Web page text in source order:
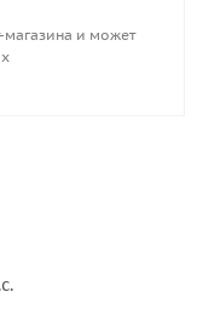
магазина и может